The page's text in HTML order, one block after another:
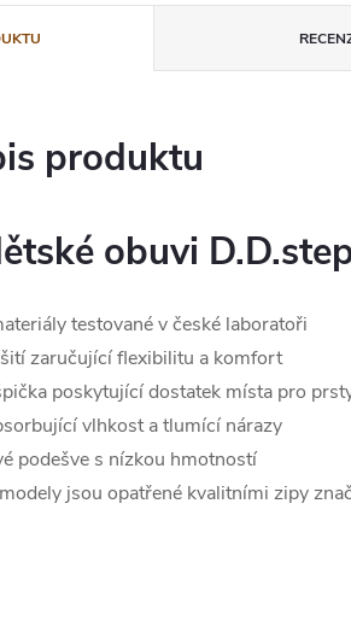
produktu
obuvi
testované v české laboratoři
zaručující flexibilitu a komfort
poskytující dostatek místa pro
vlhkost a tlumící nárazy
podešve s nízkou hmotností
jsou opatřené kvalitními zipy